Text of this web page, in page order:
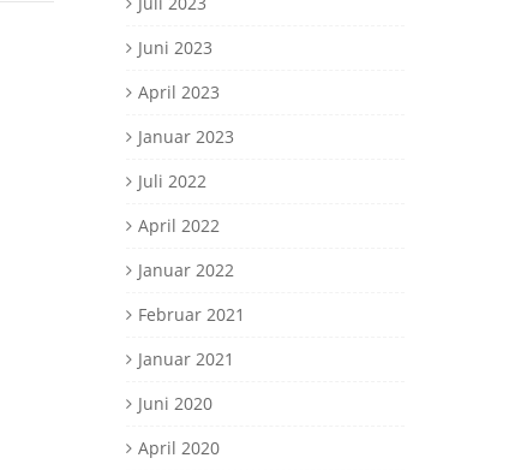
Juni 2023
April 2023
Januar 2023
Juli 2022
April 2022
Januar 2022
Februar 2021
Januar 2021
Juni 2020
April 2020